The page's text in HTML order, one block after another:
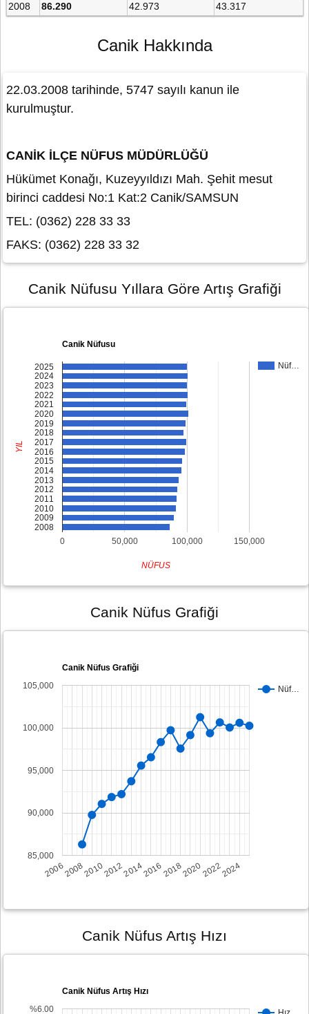
2008
86.290 42.973 43.317
Canik Hakkında
22.03.2008 tarihinde, 5747 sayılı kanun ile
kurulmuştur.
CANİK İLÇE NÜFUS MÜDÜRLÜĞÜ
Hükümet Konağı, Kuzeyyıldızı Mah. Şehit mesut
birinci caddesi No:1 Kat:2 Canik/SAMSUN
TEL: (0362) 228 33 33
FAKS: (0362) 228 33 32
Canik Nüfusu Yıllara Göre Artış Grafiği
Canik Nüfusu
Nüf…
0 50,000 100,000 150,000
2025
2024
2023
2022
2021
2020
2019
2018
2017
2016
2015
2014
2013
2012
2011
2010
2009
2008
NÜFUS
YIL
Canik Nüfus Grafiği
Canik Nüfus Grafiği
Nüf…
2006200820102012201420162018202020222024
85,000
90,000
95,000
100,000
105,000
Canik Nüfus Artış Hızı
Canik Nüfus Artış Hızı
%6.00